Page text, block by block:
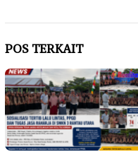
POS TERKAIT